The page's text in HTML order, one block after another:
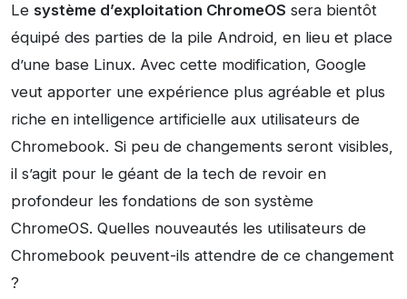
Le système d’exploitation ChromeOS sera bientôt
équipé des parties de la pile Android, en lieu et place
d’une base Linux. Avec cette modification, Google
veut apporter une expérience plus agréable et plus
riche en intelligence artificielle aux utilisateurs de
Chromebook. Si peu de changements seront visibles,
il s’agit pour le géant de la tech de revoir en
profondeur les fondations de son système
ChromeOS. Quelles nouveautés les utilisateurs de
Chromebook peuvent-ils attendre de ce changement
?